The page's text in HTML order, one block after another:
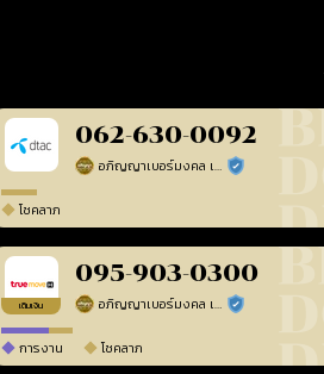
062-630-0092
อภิญญาเบอร์มงคล เบอร์สวยเลขศาสตร์ ร้านยืนยันแล้ว
โชคลาภ
เติมเงิน
095-903-0300
อภิญญาเบอร์มงคล เบอร์สวยเลขศาสตร์ ร้านยืนยันแล้ว
การงาน โชคลาภ